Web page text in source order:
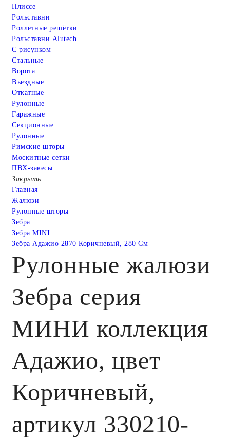
Плиссе
Рольставни
Роллетные решётки
Рольставни Alutech
С рисунком
Стальные
Ворота
Въездные
Откатные
Рулонные
Гаражные
Cекционные
Рулонные
Римские шторы
Москитные сетки
ПВХ-завесы
Закрыть
Главная
Жалюзи
Рулонные шторы
Зебра
Зебра MINI
Зебра Адажио 2870 Коричневый, 280 См
Рулонные жалюзи
Зебра серия
МИНИ коллекция
Адажио, цвет
Коричневый,
артикул 330210-